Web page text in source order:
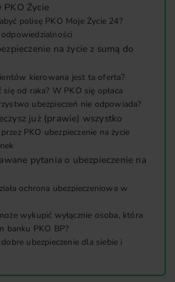
Życie
polisę PKO Moje Życie 24?
odpowiedzialności
na życie z sumą do
kierowana jest ta oferta?
się od raka? W PKO się opłaca
ubezpieczeń nie odpowiada?
już (prawie) wszystko
PKO ubezpieczenie na życie
pytania o ubezpieczenie na
ochrona ubezpieczeniowa w
wykupić wyłącznie osoba, która
banku PKO BP?
ubezpieczenie dla siebie i